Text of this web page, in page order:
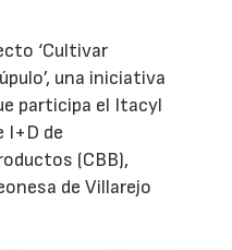
‘Cultivar
una iniciativa
participa el Itacyl
I+D de
(CBB),
de Villarejo